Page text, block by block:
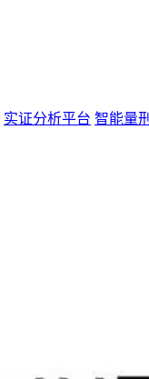
实证分析平台 智能量